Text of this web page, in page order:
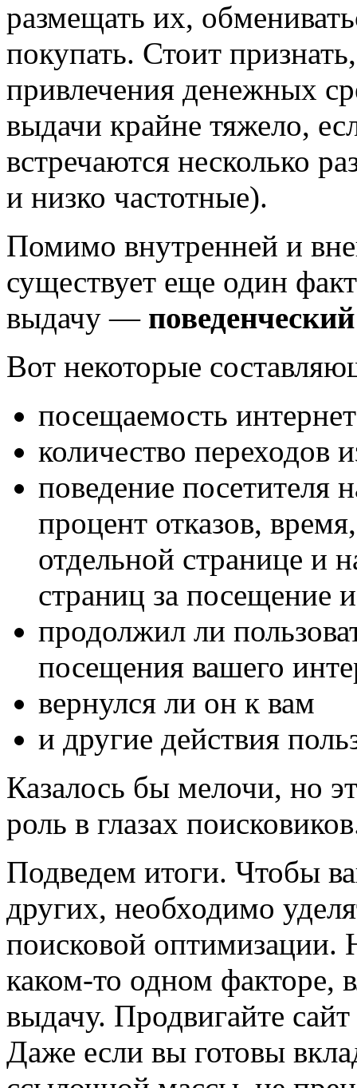
размещать их,
покупать. Стоит
привлечения денежных
выдачи крайне тяжело,
встречаются несколько
и низко частотные).
Помимо внутренней и
существует еще один
выдачу —
Вот некоторые
посещаемость
количество переходов
поведение посетителя
процент отказов,
отдельной странице и
страниц за посещение
продолжил ли
посещения вашего
вернулся ли он к вам
и другие действия
Казалось бы мелочи, но
роль в глазах
Подведем итоги. Чтобы
других, необходимо
поисковой оптимизации.
каком-то одном
выдачу. Продвигайте
Даже если вы готовы